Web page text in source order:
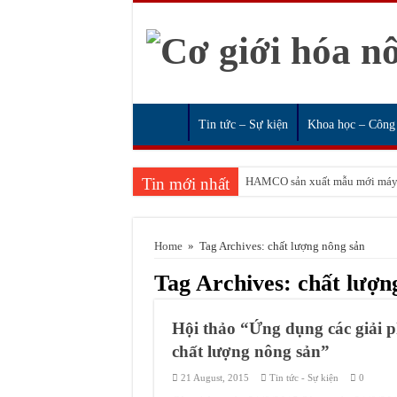
Tin tức – Sự kiện Khoa học – Công
Tin mới nhất HAMCO sản xuất mẫu mới
An toàn trong sử dụng bình
Hà Nội: huyện Thường Tín
Thái Bình đẩy mạnh cơ giới
Bắc Giang triển khai mô hình
Home » Tag Archives: chất lượng nông sản
Tag Archives: chất
Hội thảo “Ứng dụng các giải
chất lượng nông sản”
21 August, 2015 Tin tức - Sự kiện 0